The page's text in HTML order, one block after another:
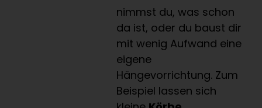
nimmst du, was schon
da ist, oder du baust dir
mit wenig Aufwand eine
eigene
Hängevorrichtung. Zum
Beispiel lassen sich